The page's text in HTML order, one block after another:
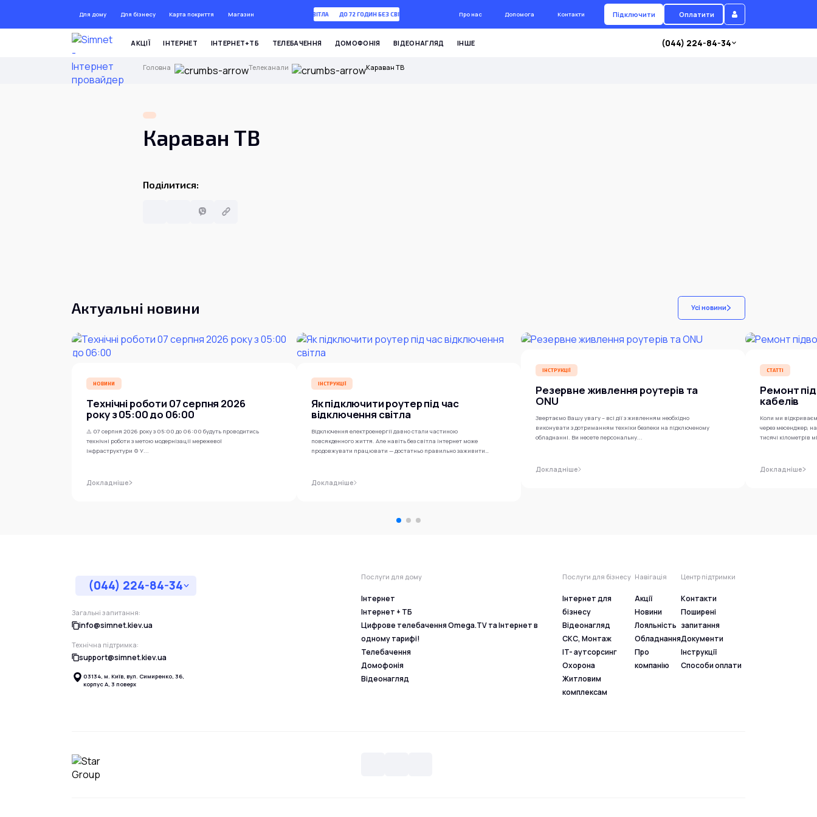
Для дому Для бізнесу Карта покриття Магазин ДО 72 ГОДИН БЕЗ СВІТЛА ДО 72 ГОДИН БЕЗ СВІТЛА Про нас Допомога Контакти Підключити Оплатити
АКЦІЇ ІНТЕРНЕТ ІНТЕРНЕТ+ТБ ТЕЛЕБАЧЕННЯ ДОМОФОНІЯ ВІДЕОНАГЛЯД ІНШЕ (044) 224-84-34
Головна Телеканали Караван ТВ
Караван ТВ
Поділитися:
Актуальні новини Усі новини
НОВИНИ
Технічні роботи 07 серпня 2026
року з 05:00 до 06:00
⚠️ 07 серпня 2026 року з 05:00 до 06:00 будуть проводитись
технічні роботи з метою модернізації мережевої
інфраструктури ⚙️ У...
Докладніше
ІНСТРУКЦІЇ
Як підключити роутер під час
відключення світла
Відключення електроенергії давно стали частиною
повсякденного життя. Але навіть без світла інтернет може
продовжувати працювати — достатньо правильно заживити
Докладніше
ІНСТРУКЦІЇ
Резервне живлення роутерів та
ONU
Звертаємо Вашу увагу – всі дії з живленням необхідно
виконувати з дотриманням техніки безпеки на підключеному
обладнанні. Ви несете персональну...
Докладніше
СТАТТІ
Ремонт
кабелів
Коли ми
через месенджер,
тисячі кілометрів
Докладніше
(044) 224-84-34
Загальні запитання:
info@simnet.kiev.ua
Технічна підтримка:
support@simnet.kiev.ua
03134, м. Київ, вул. Симиренко, 36,
корпус А, 3 поверх
Послуги для дому
Інтернет
Інтернет + ТБ
Цифрове телебачення Omega.TV та Інтернет в
одному тарифі!
Телебачення
Домофонія
Відеонагляд
Послуги для бізнесу
Інтернет для
бізнесу
Відеонагляд
СКС, Монтаж
IT- аутсорсинг
Охорона
Житловим
комплексам
Навігація
Акції
Новини
Лояльність
Обладнання
Про
компанію
Центр підтримки
Контакти
Поширені
запитання
Документи
Інструкції
Способи оплати